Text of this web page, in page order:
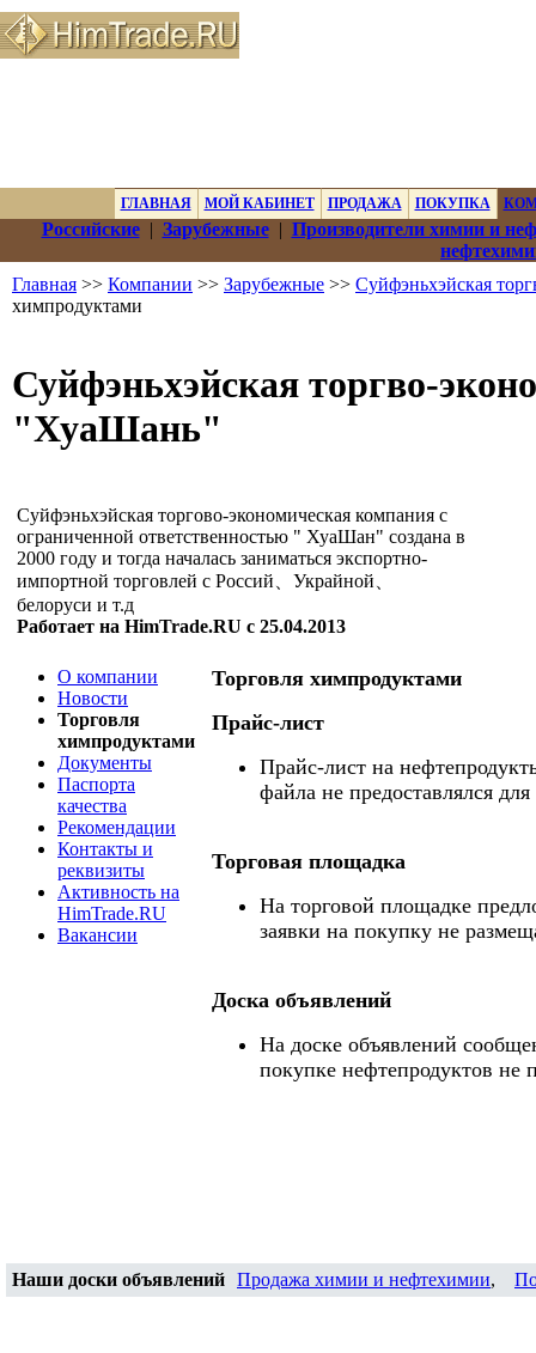
ГЛАВНАЯ МОЙ КАБИНЕТ ПРОДАЖА ПОКУПКА
Российские| Зарубежные| Производители химии и
Главная >> Компании >> Зарубежные >> Суйфэньхэйская
химпродуктами
Суйфэньхэйская торгво-
"ХуаШань"
Суйфэньхэйская торгово-экономическая компания с
ограниченной ответственностью " ХуаШан" создана в
2000 году и тогда началась заниматься экспортно-
импортной торговлей с Россий、Украйной、
белоруси и т.д
Работает на HimTrade.RU с 25.04.2013
О компании
Новости
Торговля
химпродуктами
Документы
Паспорта
качества
Рекомендации
Контакты и
реквизиты
Активность на
HimTrade.RU
Вакансии
Торговля химпродуктами
Прайс-лист
Прайс-лист на
файла не предоставлялся
Торговая площадка
На торговой площадке
заявки на покупку не
Доска объявлений
На доске объявлений
покупке нефтепродуктов не
Наши доски объявлений Продажа химии и нефтехимии,